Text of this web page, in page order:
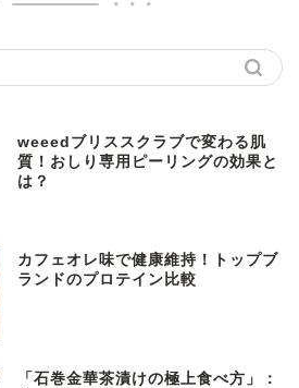
weeedブリススクラブで変わる肌
質！おしり専用ピーリングの効果と
は？
カフェオレ味で健康維持！トップブ
ランドのプロテイン比較
「石巻金華茶漬けの極上食べ方」：